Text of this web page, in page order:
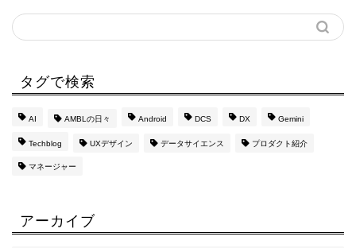
タグで検索
AI AMBLの日々 Android DCS DX Gemini
Techblog UXデザイン データサイエンス プロダクト紹介
マネージャー
アーカイブ